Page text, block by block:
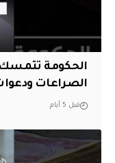
الحكومة تتمسك
الصراعات
قبل 5 أيام